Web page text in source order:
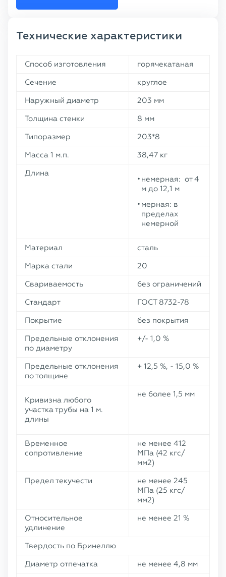
Технические характеристики
Способ изготовления
горячекатаная
Сечение
круглое
Наружный диаметр
203 мм
Толщина стенки
8 мм
Типоразмер
203*8
Масса 1 м.п.
38,47 кг
Длина
немерная: от 4
м до 12,1 м
мерная: в
пределах
немерной
Материал
сталь
Марка стали
20
Свариваемость
без ограничений
Стандарт
ГОСТ 8732-78
Покрытие
без покрытия
Предельные отклонения
по диаметру
+/- 1,0 %
Предельные отклонения
по толщине
+ 12,5 %, - 15,0 %
Кривизна любого
участка трубы на 1 м.
длины
не более 1,5 мм
Временное
сопротивление
не менее 412
МПа (42 кгс/
мм2)
Предел текучести
не менее 245
МПа (25 кгс/
мм2)
Относительное
удлинение
не менее 21 %
Твердость по Бринеллю
Диаметр отпечатка
не менее 4,8 мм